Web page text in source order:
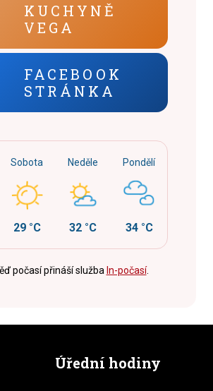
KUCHYNĚ
VEGA
FACEBOOK
STRÁNKA
Sobota
29 °C
Neděle
32 °C
Pondělí
34 °C
počasí přináší služba In-počasí.
Úřední hodiny